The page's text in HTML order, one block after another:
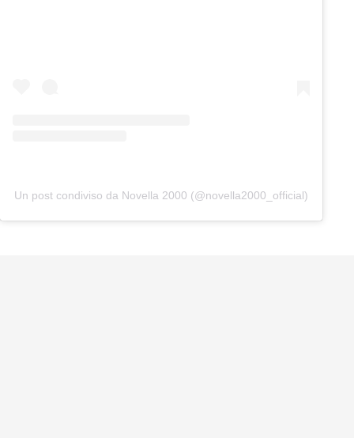
Un post condiviso da Novella 2000 (@novella2000_official)